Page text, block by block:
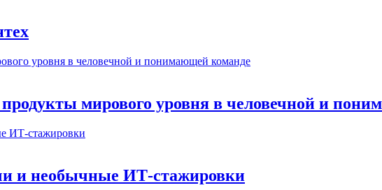
продукты мирового уровня в человечной и
и необычные ИТ‑стажировки